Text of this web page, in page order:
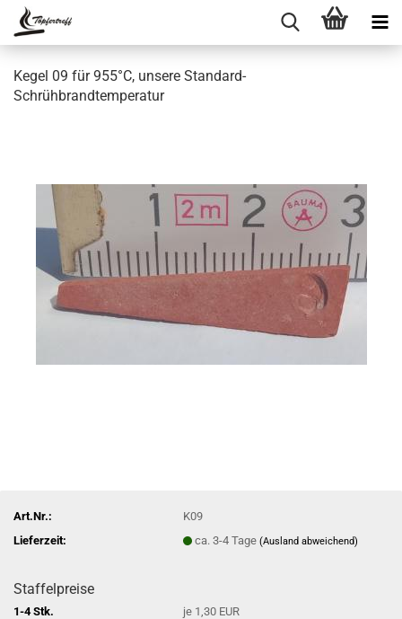
Kegel 09 für 955°C, unsere Standard-
Schrühbrandtemperatur
Art.Nr.:
K09
Lieferzeit:
ca. 3-4 Tage(Ausland abweichend)
Staffelpreise
1-4 Stk.
je 1,30 EUR